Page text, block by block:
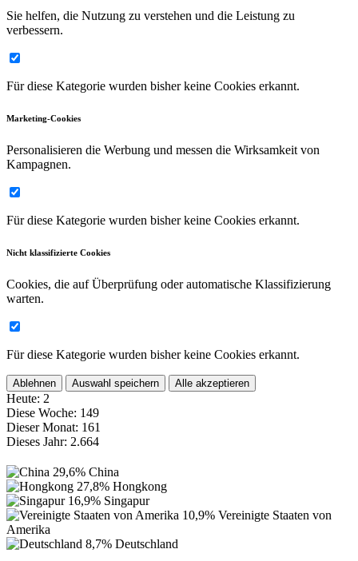
Sie helfen, die Nutzung zu verstehen und die Leistung zu
verbessern.
Für diese Kategorie wurden bisher keine Cookies erkannt.
Marketing-Cookies
Personalisieren die Werbung und messen die Wirksamkeit von
Kampagnen.
Für diese Kategorie wurden bisher keine Cookies erkannt.
Nicht klassifizierte Cookies
Cookies, die auf Überprüfung oder automatische Klassifizierung
warten.
Für diese Kategorie wurden bisher keine Cookies erkannt.
Ablehnen Auswahl speichern Alle akzeptieren
Heute: 2
Diese Woche: 149
Dieser Monat: 161
Dieses Jahr: 2.664
29,6% China
27,8% Hongkong
16,9% Singapur
10,9% Vereinigte Staaten von
Amerika
8,7% Deutschland